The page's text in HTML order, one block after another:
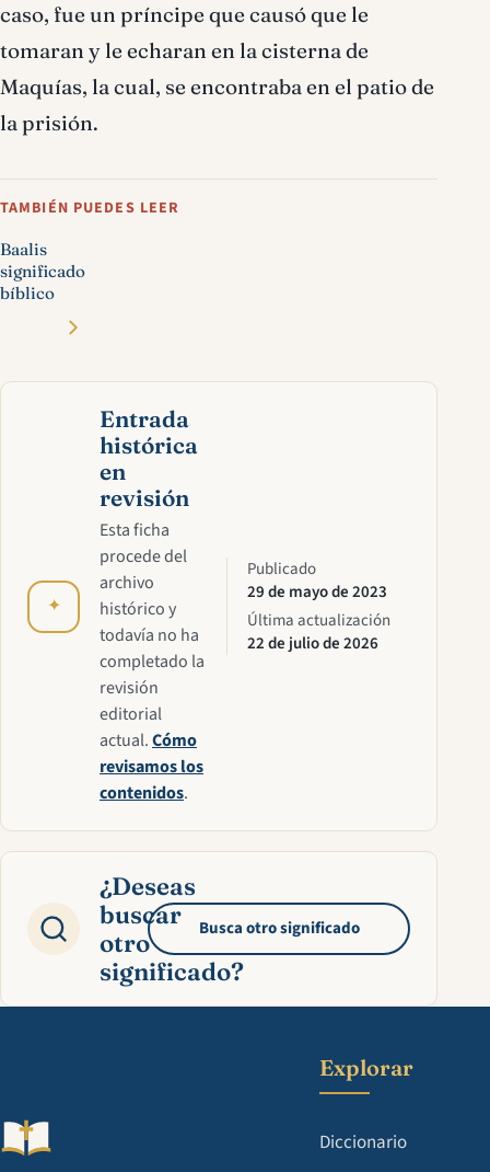
caso, fue un príncipe que causó que le
tomaran y le echaran en la cisterna de
Maquías, la cual, se encontraba en el patio de
la prisión.
TAMBIÉN PUEDES LEER
Baalis
significado
bíblico
✦
Entrada
histórica
en
revisión
Esta ficha
procede del
archivo
histórico y
todavía no ha
completado la
revisión
editorial
actual.Cómo
revisamos los
contenidos.
Publicado
29 de mayo de 2023
Última actualización
22 de julio de 2026
¿Deseas
buscar
otro
significado?
Busca otro significado
Explorar
Diccionario